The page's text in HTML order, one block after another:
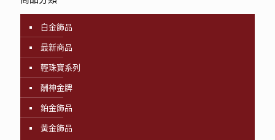
白金飾品
最新商品
輕珠寶系列
酬神金牌
鉑金飾品
黃金飾品